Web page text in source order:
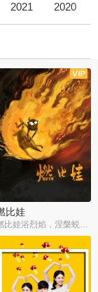
2021 2020
比娃
燃比娃浴烈焰，涅槃蜕变成人